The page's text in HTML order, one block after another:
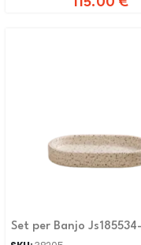
Set per Banjo